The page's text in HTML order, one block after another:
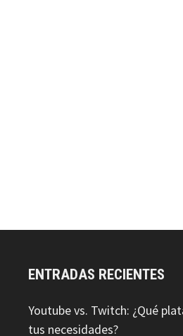
ENTRADAS RECIENTES
Youtube vs. Twitch: ¿Qué
tus necesidades?